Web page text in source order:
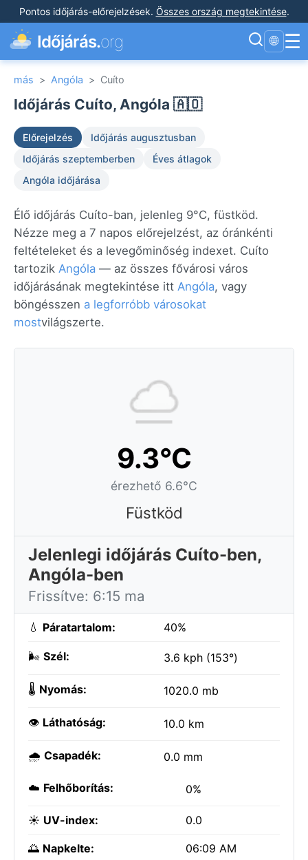
Pontos időjárás-előrejelzések. Összes ország megtekintése.
Időjárás.org 🌐 ☰
más > Angóla > Cuíto
Időjárás Cuíto, Angóla 🇦🇴
Előrejelzés
Időjárás augusztusban
Időjárás szeptemberben
Éves átlagok
Angóla időjárása
Élő időjárás Cuíto-ban, jelenleg 9°C, füstköd.
Nézze meg a 7 napos előrejelzést, az óránkénti
feltételeket és a levegőminőség indexet. Cuíto
tartozik Angóla — az összes fővárosi város
időjárásának megtekintése itt Angóla, vagy
böngésszen a legforróbb városokat
mostvilágszerte.
9.3°C
érezhető 6.6°C
Füstköd
Jelenlegi időjárás Cuíto-ben,
Angóla-ben
Frissítve: 6:15 ma
💧 Páratartalom: 40%
🌬️ Szél: 3.6 kph (153°)
🌡️ Nyomás: 1020.0 mb
👁️ Láthatóság: 10.0 km
🌧️ Csapadék: 0.0 mm
☁️ Felhőborítás: 0%
☀️ UV-index: 0.0
🌅 Napkelte: 06:09 AM